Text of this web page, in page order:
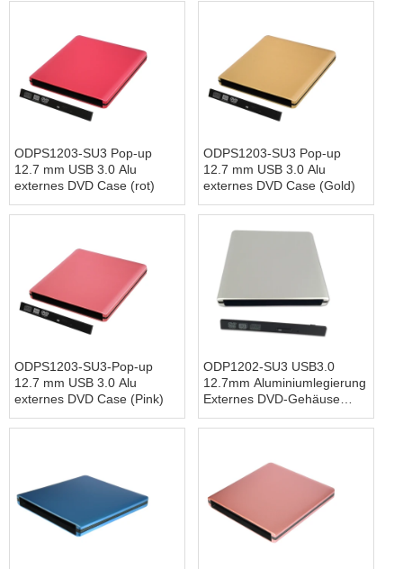
ODPS1203-SU3 Pop-up
12.7 mm USB 3.0 Alu
externes DVD Case (rot)
ODPS1203-SU3 Pop-up
12.7 mm USB 3.0 Alu
externes DVD Case (Gold)
ODPS1203-SU3-Pop-up
12.7 mm USB 3.0 Alu
externes DVD Case (Pink)
ODP1202-SU3 USB3.0
12.7mm Aluminiumlegierung
Externes DVD-Gehäuse
(Siver)